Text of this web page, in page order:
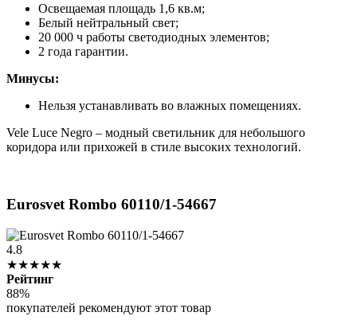
Освещаемая площадь 1,6 кв.м;
Белый нейтральный свет;
20 000 ч работы светодиодных элементов;
2 года гарантии.
Минусы:
Нельзя устанавливать во влажных помещениях.
Vele Luce Negro – модный светильник для небольшого
коридора или прихожей в стиле высоких технологий.
Eurosvet Rombo 60110/1-54667
4.8
★★★★★
Рейтинг
88%
покупателей рекомендуют этот товар